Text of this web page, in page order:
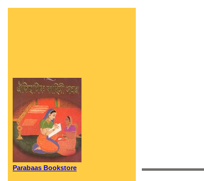
Parabaas Bookstore